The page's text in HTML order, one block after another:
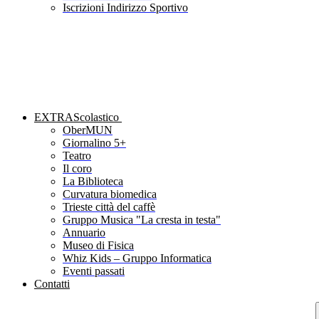
Iscrizioni Indirizzo Sportivo
EXTRAScolastico
OberMUN
Giornalino 5+
Teatro
Il coro
La Biblioteca
Curvatura biomedica
Trieste città del caffè
Gruppo Musica "La cresta in testa"
Annuario
Museo di Fisica
Whiz Kids – Gruppo Informatica
Eventi passati
Contatti